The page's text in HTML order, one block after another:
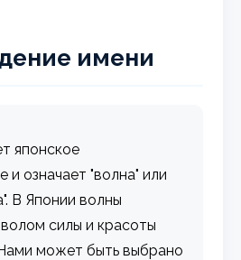
имени
японское
и означает "волна" или
В Японии волны
силы и красоты
может быть выбрано